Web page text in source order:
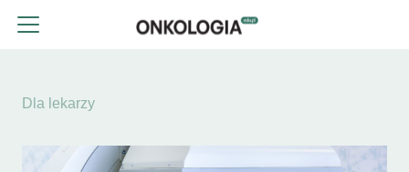
Dla lekarzy